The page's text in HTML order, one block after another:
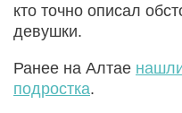
кто точно описал
девушки.
Ранее на Алтае
подростка.